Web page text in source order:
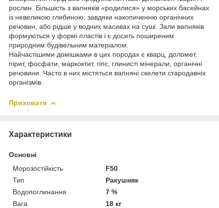
рослин. Більшість з вапняків «родилися» у морських басейнах
із невеликою глибиною, завдяки накопиченню органічних
речовин, або рідше у водних масивах на суші. Зали вапняків
формуються у формі пластів і є досить поширеним
природним будівельним матеріалом.
Найчастішими домішками в цих породах є кварц, доломет,
пірит, фосфати, маркоктит, гіпс, глинисті мінерали, органічні
речовини. Часто в них містяться вапняні скелети стародавніх
організмів.
Приховати
Характеристики
Основні
Морозостійкість
F50
Тип
Ракушняк
Водопоглинання
7 %
Вага
18 кг